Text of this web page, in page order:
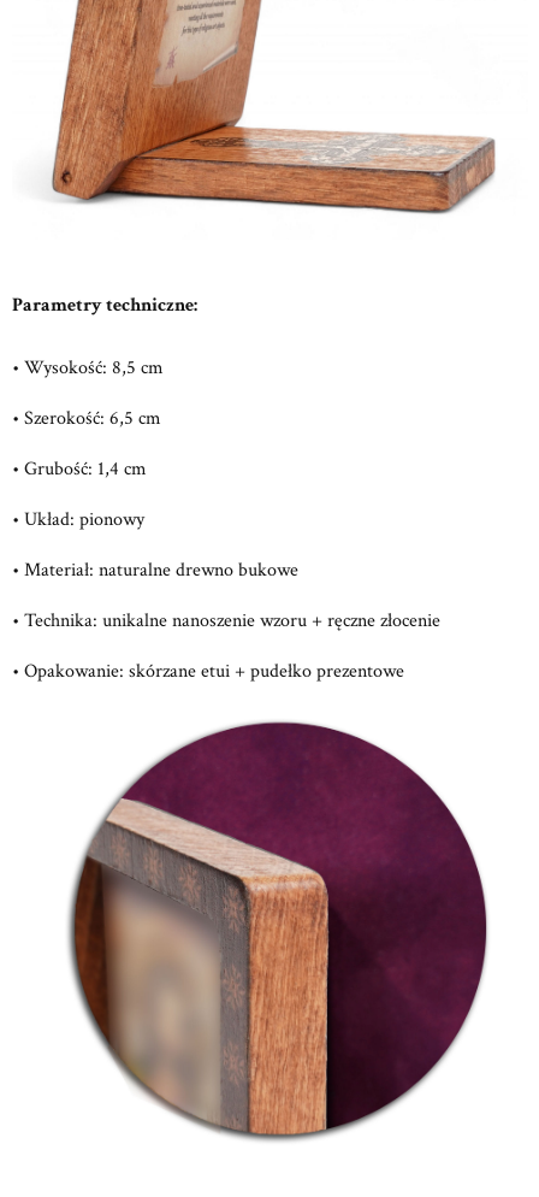
Parametry techniczne:
• Wysokość: 8,5 cm
• Szerokość: 6,5 cm
• Grubość: 1,4 cm
• Układ: pionowy
• Materiał: naturalne drewno bukowe
• Technika: unikalne nanoszenie wzoru + ręczne złocenie
• Opakowanie: skórzane etui + pudełko prezentowe